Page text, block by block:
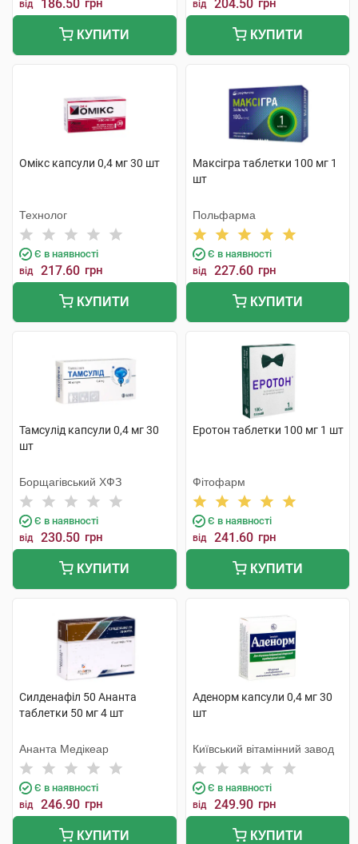
від 186.50 грн
КУПИТИ
від 204.50 грн
КУПИТИ
Омікс капсули 0,4 мг 30 шт
Технолог
Є в наявності
від 217.60 грн
КУПИТИ
Максігра таблетки 100 мг 1
шт
Польфарма
Є в наявності
від 227.60 грн
КУПИТИ
Тамсулід капсули 0,4 мг 30
шт
Борщагівський ХФЗ
Є в наявності
від 230.50 грн
КУПИТИ
Еротон таблетки 100 мг 1 шт
Фітофарм
Є в наявності
від 241.60 грн
КУПИТИ
Силденафіл 50 Ананта
таблетки 50 мг 4 шт
Ананта Медікеар
Є в наявності
від 246.90 грн
КУПИТИ
Аденорм капсули 0,4 мг 30
шт
Київський вітамінний завод
Є в наявності
від 249.90 грн
КУПИТИ